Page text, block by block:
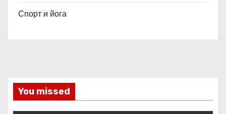
Спорт и йога
You missed